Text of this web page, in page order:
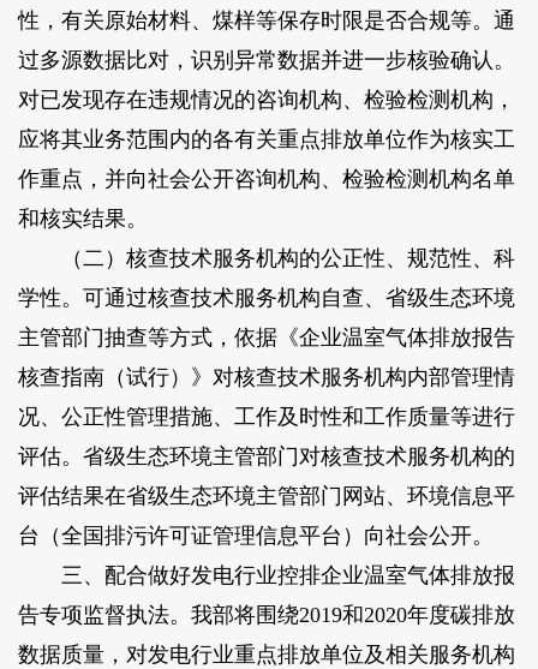
性，有关原始材料、煤样等保存时限是否合规等。通
过多源数据比对，识别异常数据并进一步核验确认。
对已发现存在违规情况的咨询机构、检验检测机构，
应将其业务范围内的各有关重点排放单位作为核实工
作重点，并向社会公开咨询机构、检验检测机构名单
和核实结果。
（二）核查技术服务机构的公正性、规范性、科
学性。可通过核查技术服务机构自查、省级生态环境
主管部门抽查等方式，依据《企业温室气体排放报告
核查指南（试行）》对核查技术服务机构内部管理情
况、公正性管理措施、工作及时性和工作质量等进行
评估。省级生态环境主管部门对核查技术服务机构的
评估结果在省级生态环境主管部门网站、环境信息平
台（全国排污许可证管理信息平台）向社会公开。
三、配合做好发电行业控排企业温室气体排放报
告专项监督执法。我部将围绕2019和2020年度碳排放
数据质量，对发电行业重点排放单位及相关服务机构